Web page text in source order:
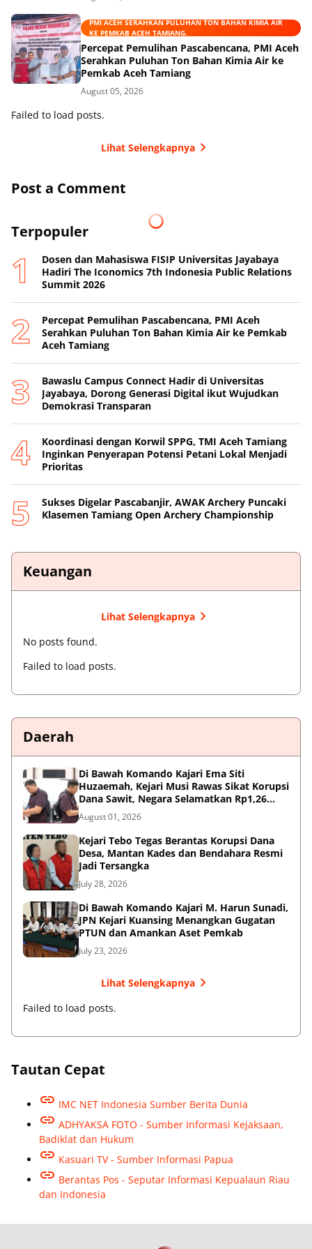
PMI ACEH SERAHKAN PULUHAN TON BAHAN KIMIA AIR
KE PEMKAB ACEH TAMIANG.
Percepat Pemulihan Pascabencana, PMI Aceh
Serahkan Puluhan Ton Bahan Kimia Air ke
Pemkab Aceh Tamiang
August 05, 2026
Failed to load posts.
Lihat Selengkapnya
Post a Comment
Terpopuler
Dosen dan Mahasiswa FISIP Universitas Jayabaya
Hadiri The Iconomics 7th Indonesia Public Relations
Summit 2026
Percepat Pemulihan Pascabencana, PMI Aceh
Serahkan Puluhan Ton Bahan Kimia Air ke Pemkab
Aceh Tamiang
Bawaslu Campus Connect Hadir di Universitas
Jayabaya, Dorong Generasi Digital ikut Wujudkan
Demokrasi Transparan
Koordinasi dengan Korwil SPPG, TMI Aceh Tamiang
Inginkan Penyerapan Potensi Petani Lokal Menjadi
Prioritas
Sukses Digelar Pascabanjir, AWAK Archery Puncaki
Klasemen Tamiang Open Archery Championship
Keuangan
Lihat Selengkapnya
No posts found.
Failed to load posts.
Daerah
Di Bawah Komando Kajari Ema Siti
Huzaemah, Kejari Musi Rawas Sikat Korupsi
Dana Sawit, Negara Selamatkan Rp1,26
Miliar
August 01, 2026
Kejari Tebo Tegas Berantas Korupsi Dana
Desa, Mantan Kades dan Bendahara Resmi
Jadi Tersangka
July 28, 2026
Di Bawah Komando Kajari M. Harun Sunadi,
JPN Kejari Kuansing Menangkan Gugatan
PTUN dan Amankan Aset Pemkab
July 23, 2026
Lihat Selengkapnya
Failed to load posts.
Tautan Cepat
IMC NET Indonesia Sumber Berita Dunia
ADHYAKSA FOTO - Sumber Informasi Kejaksaan,
Badiklat dan Hukum
Kasuari TV - Sumber Informasi Papua
Berantas Pos - Seputar Informasi Kepualaun Riau
dan Indonesia